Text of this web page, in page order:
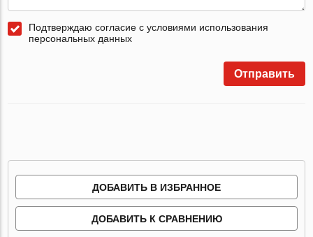
Подтверждаю согласие с условиями использования
персональных данных
Отправить
ДОБАВИТЬ В ИЗБРАННОЕ
ДОБАВИТЬ К СРАВНЕНИЮ